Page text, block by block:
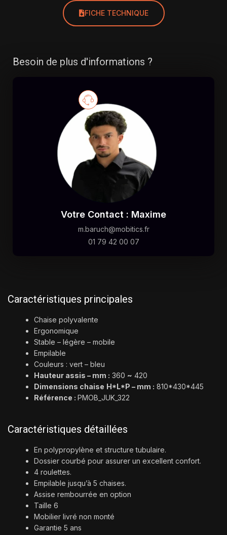
FICHE TECHNIQUE
Besoin de plus d'informations ?
Votre Contact : Maxime
m.baruch@mobitics.fr
01 79 42 00 07
Caractéristiques principales
Chaise polyvalente
Ergonomique
Stable – légère – mobile
Empilable
Couleurs : vert – bleu
Hauteur assis – mm : 360 ~ 420
Dimensions chaise H*L*P – mm : 810*430*445
Référence :PMOB_JUK_322
Caractéristiques détaillées
En polypropylène et structure tubulaire.
Dossier courbé pour assurer un excellent confort.
4 roulettes.
Empilable jusqu’à 5 chaises.
Assise rembourrée en option
Taille 6
Mobilier livré non monté
Garantie 5 ans